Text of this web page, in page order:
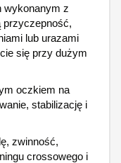
wykonanym z
przyczepność,
lub urazami
się przy dużym
oczkiem na
stabilizację i
zwinność,
crossowego i